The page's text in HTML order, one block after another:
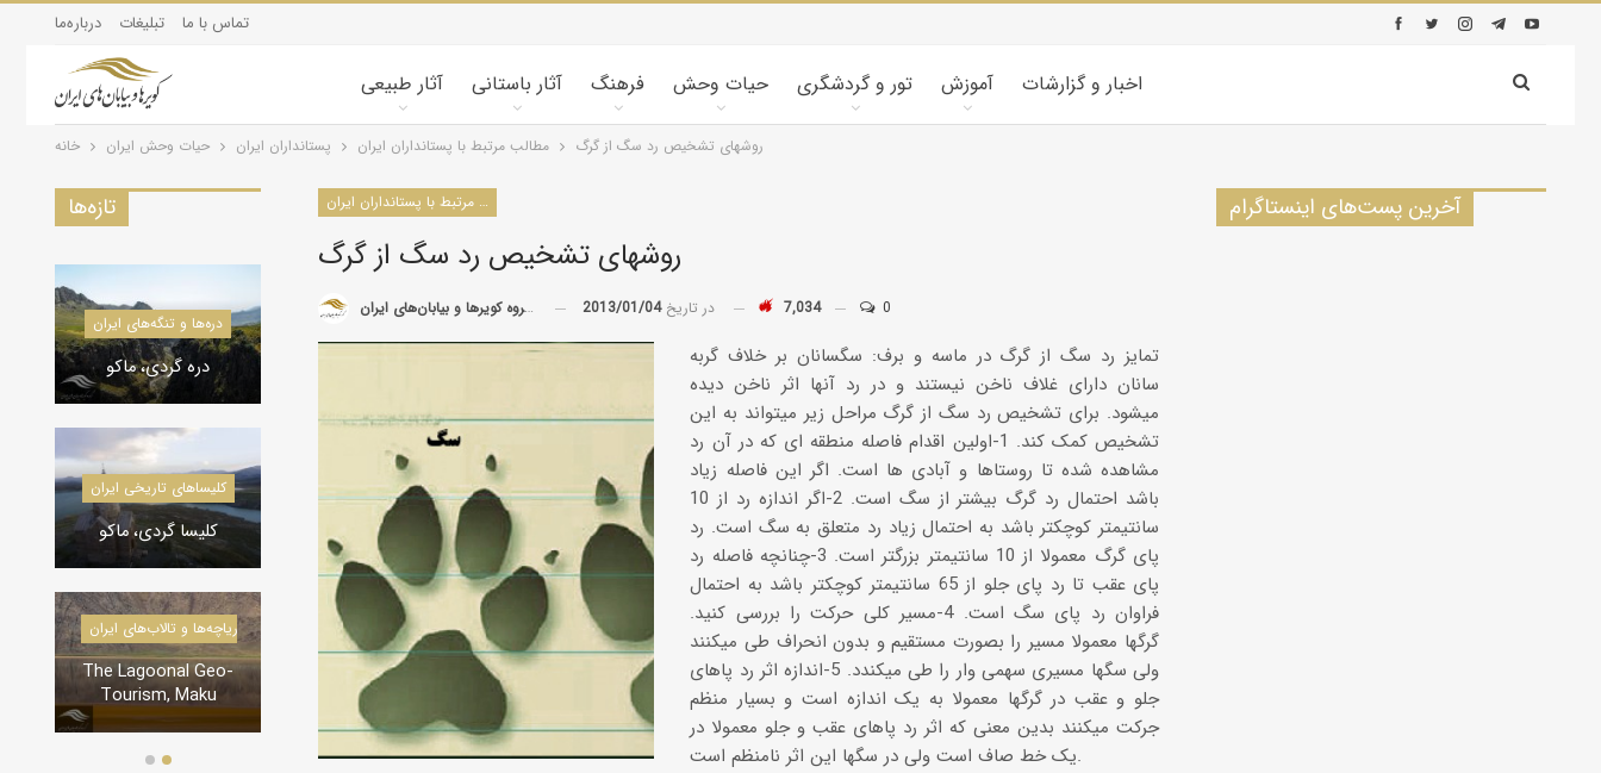
درباره‌ما تبلیغات تماس با ما
آثار طبیعی آثار باستانی فرهنگ حیات وحش تور و گردشگری آموزش اخبار و گزارشات
خانه حیات وحش ایران پستانداران ايران مطالب مرتبط با پستانداران ایران روشهای تشخیص رد سگ از گرگ
مطالب مرتبط با پستانداران ایران
روشهای تشخیص رد سگ از گرگ
توسط گروه کویرها و بیابان‌های ایران در تاریخ2013/01/04 7,034 0
تمایز رد سگ از گرگ در ماسه و برف: سگسانان بر خلاف گربه
سانان دارای غلاف ناخن نیستند و در رد آنها اثر ناخن دیده
میشود. برای تشخیص رد سگ از گرگ مراحل زیر میتواند به این
تشخیص کمک کند. 1-اولین اقدام فاصله منطقه ای که در آن رد
مشاهده شده تا روستاها و آبادی ها است. اگر این فاصله زیاد
باشد احتمال رد گرگ بیشتر از سگ است. 2-اگر اندازه رد از 10
سانتیمتر کوچکتر باشد به احتمال زیاد رد متعلق به سگ است. رد
پای گرگ معمولا از 10 سانتیمتر بزرگتر است. 3-چنانچه فاصله رد
پای عقب تا رد پای جلو از 65 سانتیمتر کوچکتر باشد به احتمال
فراوان رد پای سگ است. 4-مسیر کلی حرکت را بررسی کنید.
گرگها معمولا مسیر را بصورت مستقیم و بدون انحراف طی میکنند
ولی سگها مسیری سهمی وار را طی میکندد. 5-اندازه اثر رد پاهای
جلو و عقب در گرگها معمولا به یک اندازه است و بسیار منظم
جرکت میکنند بدین معنی که اثر رد پاهای عقب و جلو معمولا در
یک خط صاف است ولی در سگها این اثر نامنظم است.
آخرین پست‌های اینستاگرام تازه‌ها
دره‌ها و تنگه‌های ایران
دره گردی، ماکو
کلیسا‌های تاریخی ایران
کلیسا گردی، ماکو
درياچه‌‌ها و تالاب‌های ایران
The Lagoonal Geo-
Tourism, Maku
کویرشناسی
کاروانسراها و قلعه‌های استان یزد
کاروانسرای رباط زین
الدین، مهریز
دره‌ها و تنگه‌های ایران
تنگه لی لی، دورود